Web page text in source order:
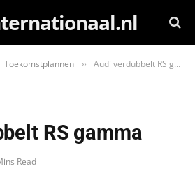
Toekomstplannen » Audi verdubbelt RS gamma
RS gamma
Read